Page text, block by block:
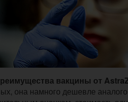
вакцины от
она намного дешевле